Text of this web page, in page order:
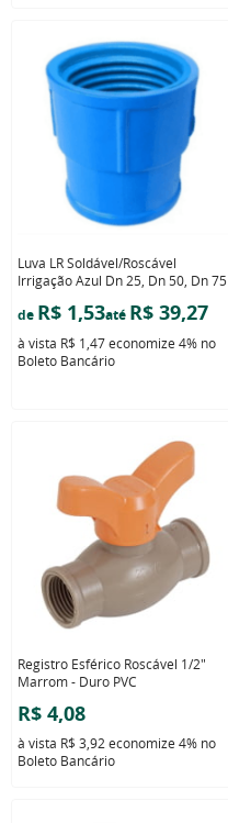
Luva LR Soldável/Roscável
Irrigação Azul Dn 25, Dn 50, Dn 75
de R$ 1,53até R$ 39,27
à vista R$ 1,47economize 4% no
Boleto Bancário
Registro Esférico Roscável 1/2"
Marrom - Duro PVC
R$ 4,08
à vista R$ 3,92 economize 4% no
Boleto Bancário